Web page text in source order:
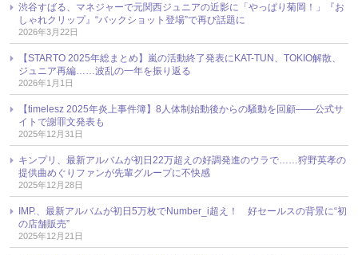
渋谷すばる、マネジャーで元関西ジュニアの近影に「やっぱり菊岡！」『お
しゃれクリップ』“バックショット登場”で再び話題に
2026年3月22日
【STARTO 2025年総まとめ】嵐の活動終了発表にKAT-TUN、TOKIO解散、
ジュニア再編……波乱の一年を振り返る
2026年1月1日
【timelesz 2025年炎上事件簿】8人体制始動後からの騒動を回顧――公式サ
イトで謝罪文発表も
2025年12月31日
キンプリ、最新アルバムが初日22万超えの好調発進のウラで……狩野英孝の
提供曲めぐりファンが先輩グループに不快感
2025年12月28日
IMP.、最新アルバムが初日5万枚でNumber_i超え！ 好セールスの背景に“初
の店舗販売”
2025年12月21日